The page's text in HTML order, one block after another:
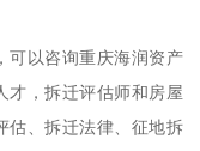
可以咨询重庆海润资产
才，拆迁评估师和房屋
估、拆迁法律、征地拆